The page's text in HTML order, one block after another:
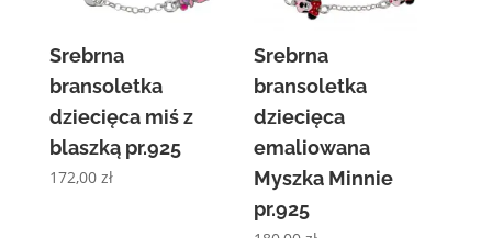
Srebrna
bransoletka
dziecięca miś z
blaszką pr.925
172,00 zł
Srebrna
bransoletka
dziecięca
emaliowana
Myszka Minnie
pr.925